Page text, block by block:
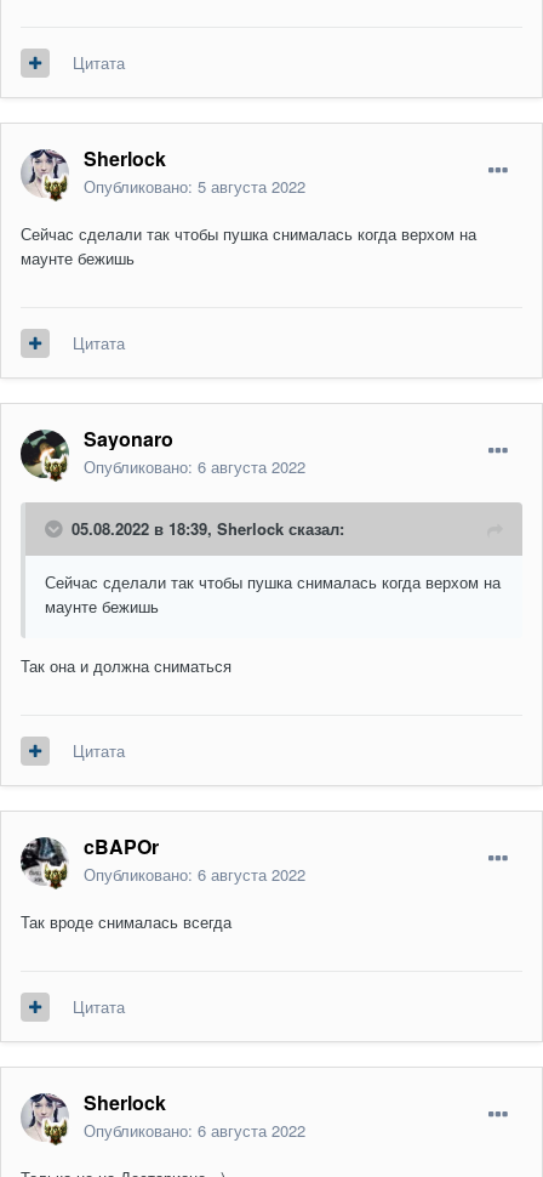
Цитата
Sherlock
Опубликовано: 5 августа 2022
Сейчас сделали так чтобы пушка снималась когда верхом на
маунте бежишь
Цитата
Sayonaro
Опубликовано: 6 августа 2022
05.08.2022 в 18:39, Sherlock сказал:
Сейчас сделали так чтобы пушка снималась когда верхом на
маунте бежишь
Так она и должна сниматься
Цитата
cBAPOr
Опубликовано: 6 августа 2022
Так вроде снималась всегда
Цитата
Sherlock
Опубликовано: 6 августа 2022